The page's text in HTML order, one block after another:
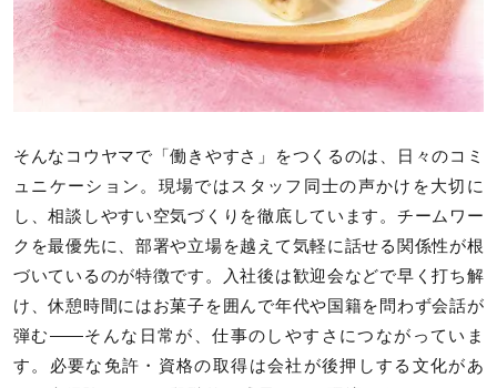
そんなコウヤマで「働きやすさ」をつくるのは、日々のコミ
ュニケーション。現場ではスタッフ同士の声かけを大切に
し、相談しやすい空気づくりを徹底しています。チームワー
クを最優先に、部署や立場を越えて気軽に話せる関係性が根
づいているのが特徴です。入社後は歓迎会などで早く打ち解
け、休憩時間にはお菓子を囲んで年代や国籍を問わず会話が
弾む——そんな日常が、仕事のしやすさにつながっていま
す。必要な免許・資格の取得は会社が後押しする文化があ